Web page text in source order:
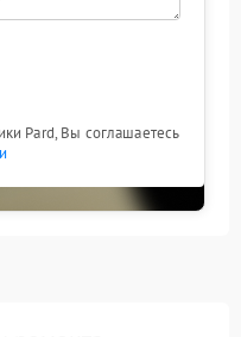
Pard, Вы соглашаетесь